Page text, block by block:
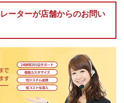
ーターが店舗からのお問い